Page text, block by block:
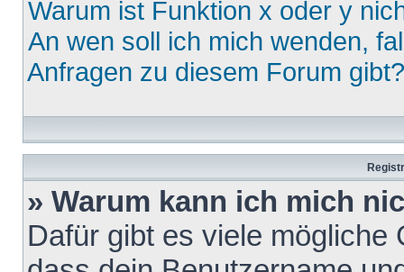
Warum ist Funktion x oder y
An wen soll ich mich wenden,
Anfragen zu diesem Forum gibt?
» Warum kann ich mich
Dafür gibt es viele